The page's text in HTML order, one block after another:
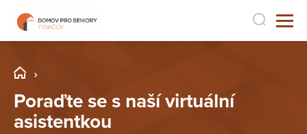
Poraďte se s naší virtuální
asistentkou